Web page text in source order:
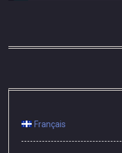
Français